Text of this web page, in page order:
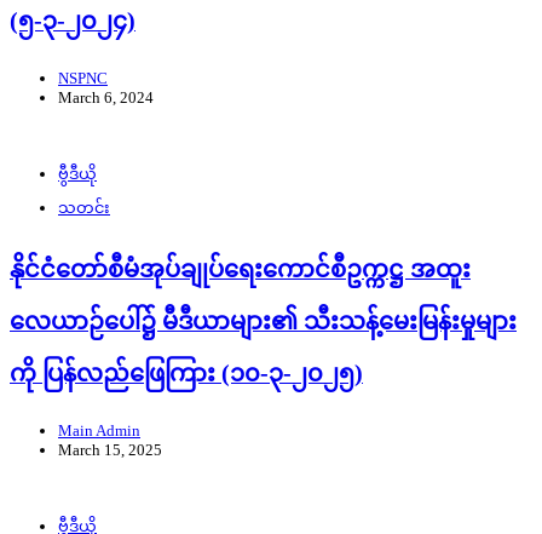
(၅-၃-၂၀၂၄)
NSPNC
March 6, 2024
ဗွီဒီယို
သတင်း
နိုင်ငံတော်စီမံအုပ်ချုပ်ရေးကောင်စီဥက္ကဋ္ဌ အထူး
လေယာဉ်ပေါ်၌ မီဒီယာများ၏ သီးသန့်မေးမြန်းမှုများ
ကို ပြန်လည်ဖြေကြား (၁၀-၃-၂၀၂၅)
Main Admin
March 15, 2025
ဗွီဒီယို